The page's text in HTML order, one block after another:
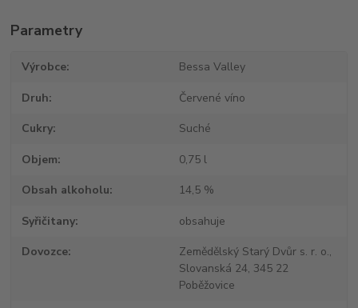
Parametry
Výrobce Bessa Valley
Druh Červené víno
Cukry Suché
Objem 0,75 l
Obsah alkoholu 14,5 %
Syřičitany obsahuje
Dovozce
Zemědělský Starý Dvůr s. r. o.,
Slovanská 24, 345 22
Poběžovice